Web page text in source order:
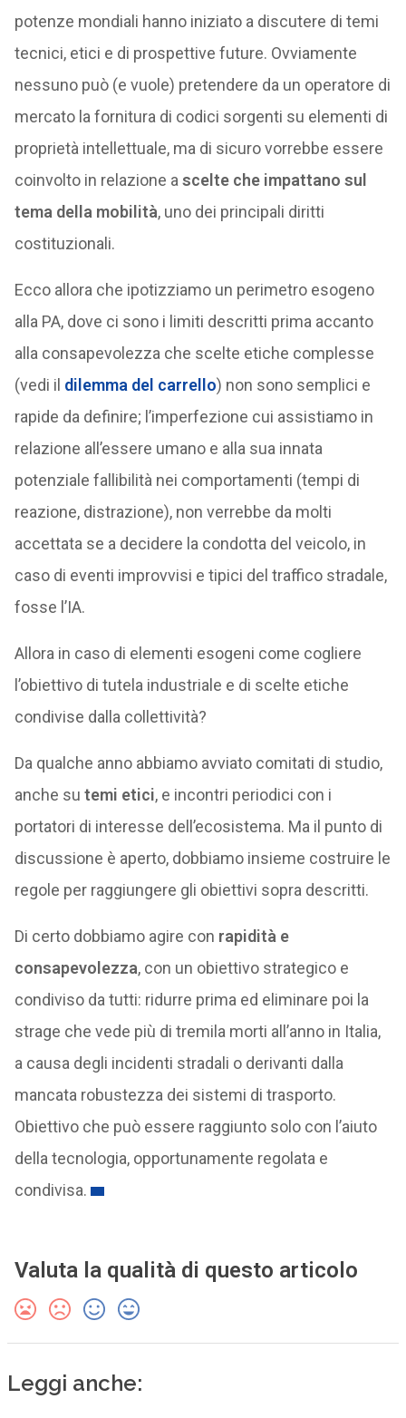
potenze mondiali hanno iniziato a discutere di temi
tecnici, etici e di prospettive future. Ovviamente
nessuno può (e vuole) pretendere da un operatore di
mercato la fornitura di codici sorgenti su elementi di
proprietà intellettuale, ma di sicuro vorrebbe essere
coinvolto in relazione a scelte che impattano sul
tema della mobilità, uno dei principali diritti
costituzionali.
Ecco allora che ipotizziamo un perimetro esogeno
alla PA, dove ci sono i limiti descritti prima accanto
alla consapevolezza che scelte etiche complesse
(vedi il dilemma del carrello) non sono semplici e
rapide da definire; l’imperfezione cui assistiamo in
relazione all’essere umano e alla sua innata
potenziale fallibilità nei comportamenti (tempi di
reazione, distrazione), non verrebbe da molti
accettata se a decidere la condotta del veicolo, in
caso di eventi improvvisi e tipici del traffico stradale,
fosse l’IA.
Allora in caso di elementi esogeni come cogliere
l’obiettivo di tutela industriale e di scelte etiche
condivise dalla collettività?
Da qualche anno abbiamo avviato comitati di studio,
anche su temi etici, e incontri periodici con i
portatori di interesse dell’ecosistema. Ma il punto di
discussione è aperto, dobbiamo insieme costruire le
regole per raggiungere gli obiettivi sopra descritti.
Di certo dobbiamo agire con rapidità e
consapevolezza, con un obiettivo strategico e
condiviso da tutti: ridurre prima ed eliminare poi la
strage che vede più di tremila morti all’anno in Italia,
a causa degli incidenti stradali o derivanti dalla
mancata robustezza dei sistemi di trasporto.
Obiettivo che può essere raggiunto solo con l’aiuto
della tecnologia, opportunamente regolata e
condivisa.
Valuta la qualità di questo articolo
Leggi anche: